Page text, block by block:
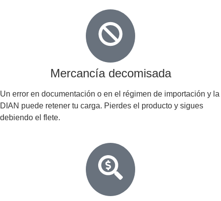
Mercancía decomisada
Un error en documentación o en el régimen de importación y la
DIAN puede retener tu carga. Pierdes el producto y sigues
debiendo el flete.